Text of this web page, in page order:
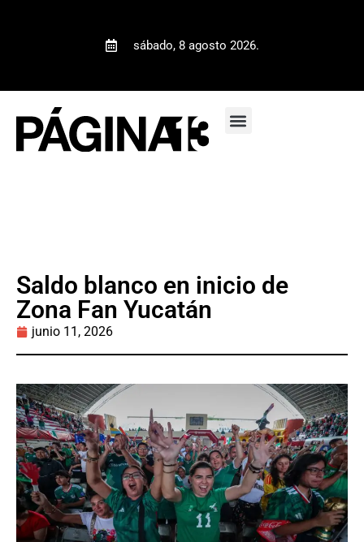
sábado, 8 agosto 2026.
Saldo blanco en inicio de
Zona Fan Yucatán
junio 11, 2026